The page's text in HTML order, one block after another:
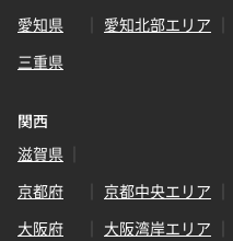
愛知県
愛知北部エリア
三重県
関西
滋賀県
京都府
京都中央エリア
大阪府
大阪湾岸エリア